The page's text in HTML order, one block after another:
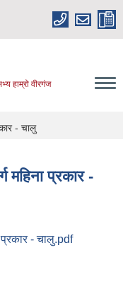
हाम्रो वीरगंज
- चालु
महिना प्रकार -
प्रकार - चालु.pdf